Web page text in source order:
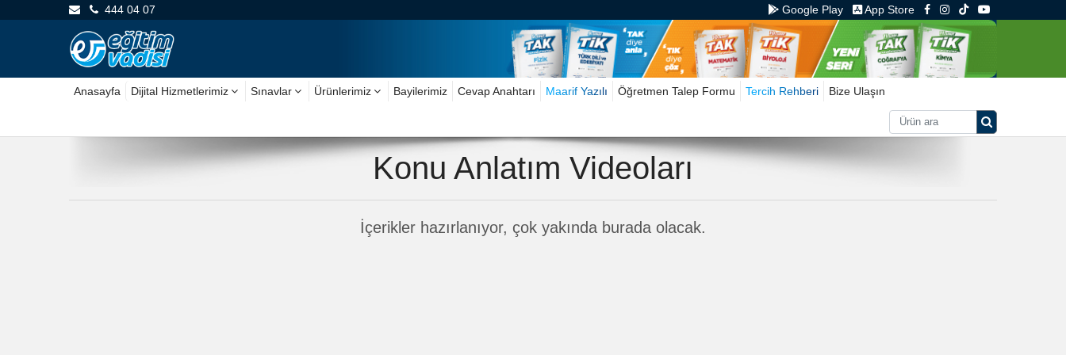
444 04 07 Google Play App Store
Anasayfa Dijital Hizmetlerimiz Sınavlar Ürünlerimiz Bayilerimiz Tercih Rehberi
Cevap Anahtarı Maarif Yazılı Öğretmen Talep Formu Bize Ulaşın
Konu Anlatım Videoları
İçerikler hazırlanıyor, çok yakında burada olacak.